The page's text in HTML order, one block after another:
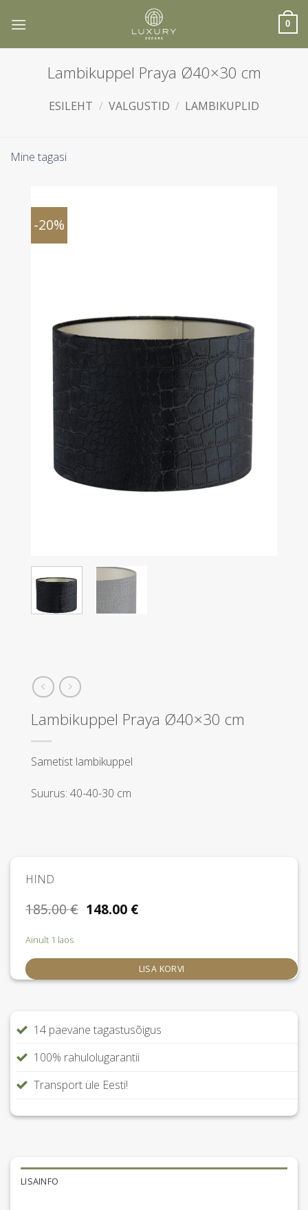
0
Lambikuppel Praya Ø40×30 cm
ESILEHT / VALGUSTID / LAMBIKUPLID
Mine tagasi
-20%
Lambikuppel Praya Ø40×30 cm
Sametist lambikuppel
Suurus: 40-40-30 cm
HIND
185.00€ Algne
148.00 €Praegune
Ainult 1 laos
LISA KORVI
14 päevane tagastusõigus
100% rahulolugarantii
Transport üle Eesti!
LISAINFO